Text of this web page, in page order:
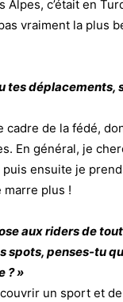
c’était en
vraiment la plus
déplacements,
de la fédé,
En général, je
ensuite je
marre plus !
aux riders de
spots, penses-tu
? »
un sport et